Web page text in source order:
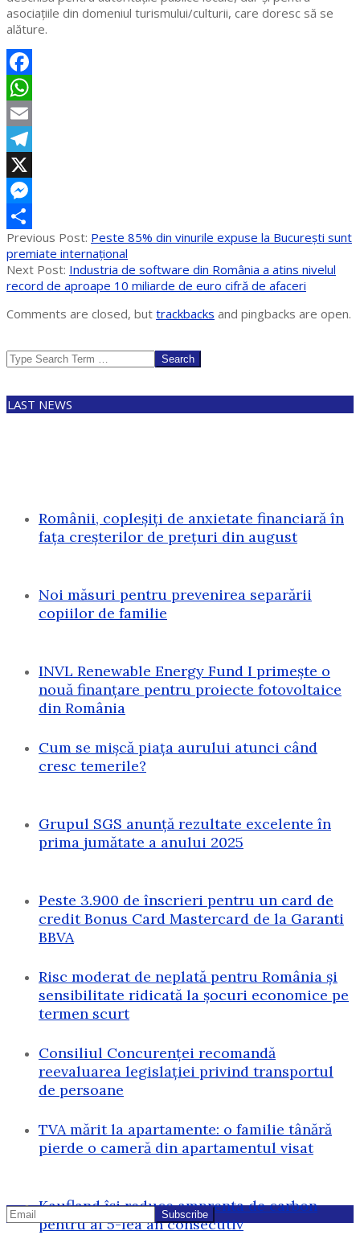
asociaţiile din domeniul turismului/culturii, care doresc să se
alăture.
Facebook
WhatsApp
Email
Telegram
X
Messenger
Partajează
2022-
12-
01
Previous Post: Peste 85% din vinurile expuse la București sunt
premiate internațional
Next Post: Industria de software din România a atins nivelul
record de aproape 10 miliarde de euro cifră de afaceri
Comments are closed, but trackbacks and pingbacks are open.
Search
LAST NEWS
Românii, copleșiți de anxietate financiară în
fața creșterilor de prețuri din august
Noi măsuri pentru prevenirea separării
copiilor de familie
INVL Renewable Energy Fund I primește o
nouă finanțare pentru proiecte fotovoltaice
din România
Cum se mișcă piața aurului atunci când
cresc temerile?
Grupul SGS anunță rezultate excelente în
prima jumătate a anului 2025
Peste 3.900 de înscrieri pentru un card de
credit Bonus Card Mastercard de la Garanti
BBVA
Risc moderat de neplată pentru România și
sensibilitate ridicată la șocuri economice pe
termen scurt
Consiliul Concurenței recomandă
reevaluarea legislației privind transportul
de persoane
TVA mărit la apartamente: o familie tânără
pierde o cameră din apartamentul visat
Kaufland își reduce amprenta de carbon
pentru al 5-lea an consecutiv